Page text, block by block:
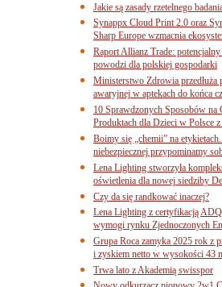
Jakie są zasady rzetelnego
Synappx Cloud Print 2.0 oraz
Sharp Europe wzmacnia
Raport Allianz Trade:
powodzi dla polskiej gospodarki
Ministerstwo Zdrowia przedłuża
awaryjnej w aptekach do końca
10 Sprawdzonych Sposobów na
Produktach dla Dzieci w Polsce
Boimy się „chemii” na
niebezpiecznej przypominamy
Lena Lighting stworzyła
oświetlenia dla nowej siedziby
Czy da się randkować inaczej?
Lena Lighting z certyfikacją
wymogi rynku Zjednoczonych
Grupa Roca zamyka 2025 rok z
i zyskiem netto w wysokości 43
Trwa lato z Akademią swisspor